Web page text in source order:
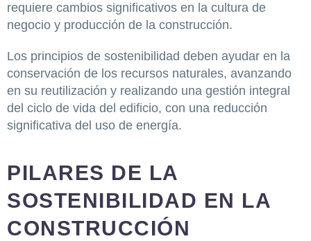
requiere cambios significativos en la cultura de
negocio y producción de la construcción.
Los principios de sostenibilidad deben ayudar en la
conservación de los recursos naturales, avanzando
en su reutilización y realizando una gestión integral
del ciclo de vida del edificio, con una reducción
significativa del uso de energía.
PILARES DE LA
SOSTENIBILIDAD EN LA
CONSTRUCCIÓN